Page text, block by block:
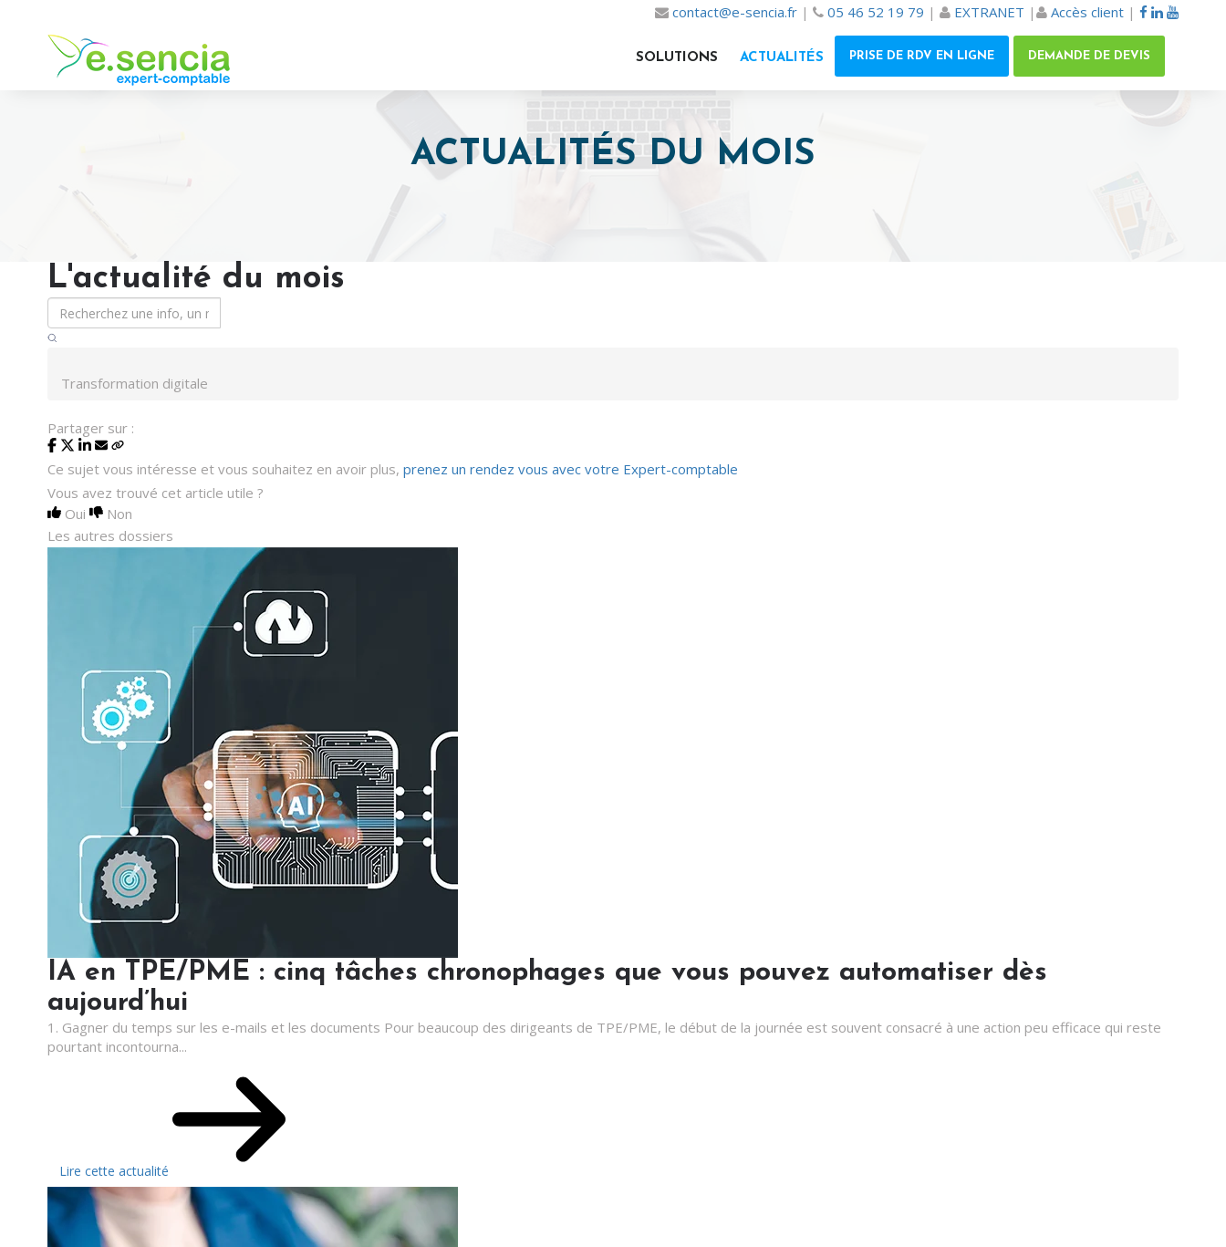
contact@e-sencia.fr | 05 46 52 19 79 | EXTRANET | Accès client |
SOLUTIONS ACTUALITÉS PRISE DE RDV EN LIGNE DEMANDE DE DEVIS
ACTUALITÉS DU MOIS
L'actualité du mois
Transformation digitale
Partager sur :
Ce sujet vous intéresse et vous souhaitez en avoir plus, prenez un rendez vous avec votre Expert-comptable
Vous avez trouvé cet article utile ?
Oui
Non
Les autres dossiers
IA en TPE/PME : cinq tâches chronophages que vous pouvez automatiser dès
aujourd’hui
1. Gagner du temps sur les e-mails et les documents Pour beaucoup des dirigeants de TPE/PME, le début de la journée est souvent consacré à une action peu efficace qui reste
pourtant incontourna...
Lire cette actualité